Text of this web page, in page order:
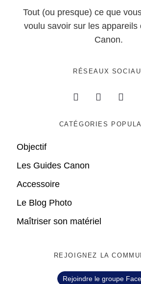
Tout (ou presque) ce que
voulu savoir sur les appareils
Canon.
RÉSEAUX
CATÉGORIES
Objectif
Les Guides Canon
Accessoire
Le Blog Photo
Maîtriser son matériel
REJOIGNEZ LA
Rejoindre le groupe